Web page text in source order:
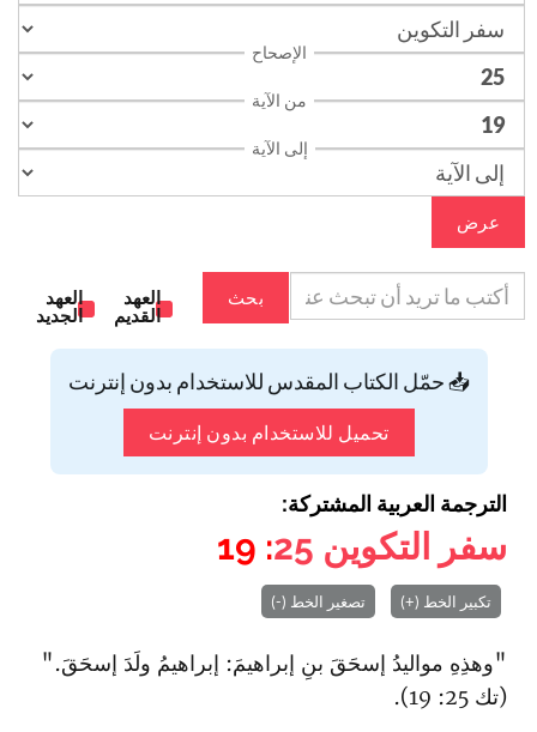
الإصحاح
من الآية
إلى الآية
عرض
بحث
العهد
القديم
العهد
الجديد
📥 حمّل الكتاب المقدس للاستخدام بدون إنترنت
تحميل للاستخدام بدون إنترنت
الترجمة العربية المشتركة:
سفر التكوين 25
: 19
تكبير الخط (+) تصغير الخط (-)
"وهذِهِ مواليدُ إسحَقَ بنِ إبراهيمَ: إبراهيمُ ولَدَ إسحَقَ."
(تك 25: 19).